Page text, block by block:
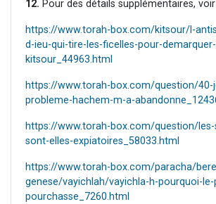
12. Pour des détails supplémentaires,
https://www.torah-box.com/kitsour/l-
d-ieu-qui-tire-les-ficelles-pour-
kitsour_44963.html
https://www.torah-box.com/question/40-
probleme-hachem-m-a-
https://www.torah-box.com/question/
sont-elles-expiatoires_58033.html
https://www.torah-box.com/paracha/
genese/vayichlah/vayichla-h-pourquoi-
pourchasse_7260.html